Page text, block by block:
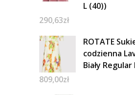
L (40))
290,63zł
ROTATE
codzienna
Biały Regular
809,00zł